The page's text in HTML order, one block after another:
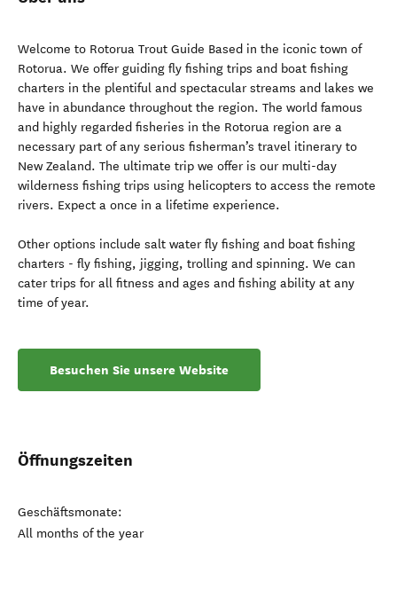
Welcome to Rotorua Trout Guide Based in the iconic town of
Rotorua. We offer guiding fly fishing trips and boat fishing
charters in the plentiful and spectacular streams and lakes we
have in abundance throughout the region. The world famous
and highly regarded fisheries in the Rotorua region are a
necessary part of any serious fisherman’s travel itinerary to
New Zealand. The ultimate trip we offer is our multi-day
wilderness fishing trips using helicopters to access the remote
rivers. Expect a once in a lifetime experience.
Other options include salt water fly fishing and boat fishing
charters - fly fishing, jigging, trolling and spinning. We can
cater trips for all fitness and ages and fishing ability at any
time of year.
Besuchen Sie unsere Website
Öffnungszeiten
Geschäftsmonate:
All months of the year